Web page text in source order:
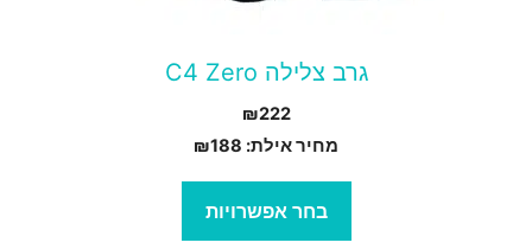
גרב צלילה C4 Zero
₪222
מחיר אילת:
₪188
בחר אפשרויות